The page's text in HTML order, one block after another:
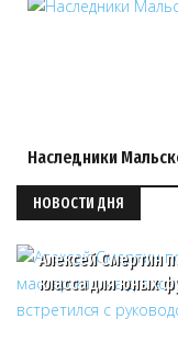
Наследники
НОВОСТИ ДНЯ
Алексей Смертин
класса для юных